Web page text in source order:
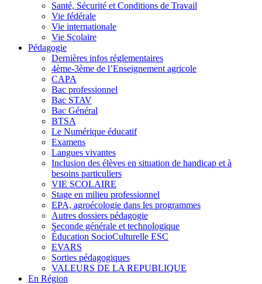
Santé, Sécurité et Conditions de Travail
Vie fédérale
Vie internationale
Vie Scolaire
Pédagogie
Dernières infos réglementaires
4ème-3ème de l’Enseignement agricole
CAPA
Bac professionnel
Bac STAV
Bac Général
BTSA
Le Numérique éducatif
Examens
Langues vivantes
Inclusion des élèves en situation de handicap et à
besoins particuliers
VIE SCOLAIRE
Stage en milieu professionnel
EPA, agroécologie dans les programmes
Autres dossiers pédagogie
Seconde générale et technologique
Éducation SocioCulturelle ESC
EVARS
Sorties pédagogiques
VALEURS DE LA REPUBLIQUE
En Région